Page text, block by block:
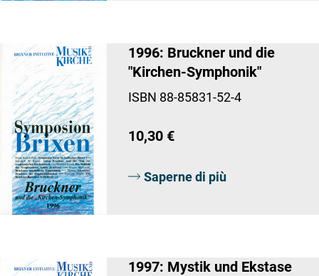
1996: Bruckner und die
"Kirchen-Symphonik"
ISBN 88-85831-52-4
10,30 €
Saperne di più
1997: Mystik und Ekstase